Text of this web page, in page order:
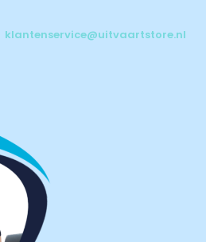
klantenservice@uitvaartstore.nl